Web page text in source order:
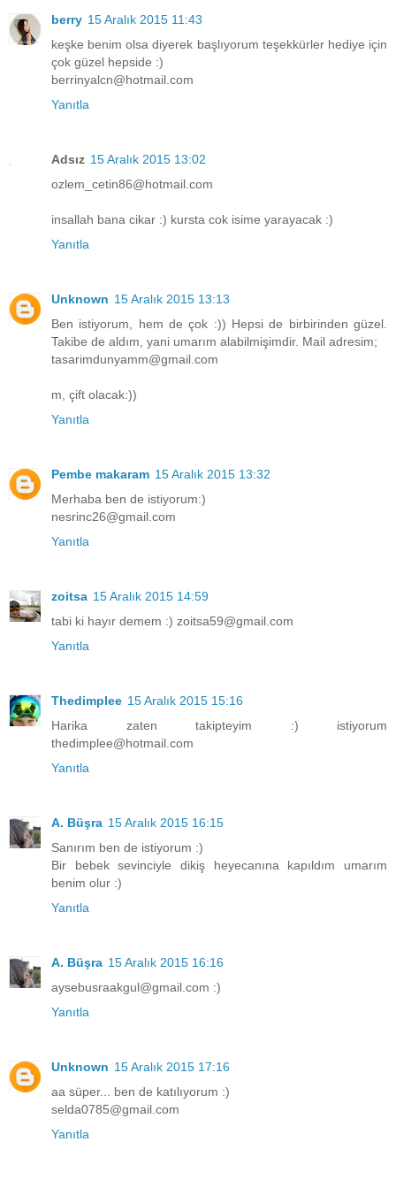
berry 15 Aralık 2015 11:43
keşke benim olsa diyerek başlıyorum teşekkürler hediye için
çok güzel hepside :)
berrinyalcn@hotmail.com
Yanıtla
Adsız 15 Aralık 2015 13:02
ozlem_cetin86@hotmail.com
insallah bana cikar :) kursta cok isime yarayacak :)
Yanıtla
Unknown 15 Aralık 2015 13:13
Ben istiyorum, hem de çok :)) Hepsi de birbirinden güzel.
Takibe de aldım, yani umarım alabilmişimdir. Mail adresim;
tasarimdunyamm@gmail.com
m, çift olacak:))
Yanıtla
Pembe makaram 15 Aralık 2015 13:32
Merhaba ben de istiyorum:)
nesrinc26@gmail.com
Yanıtla
zoitsa 15 Aralık 2015 14:59
tabi ki hayır demem :) zoitsa59@gmail.com
Yanıtla
Thedimplee 15 Aralık 2015 15:16
Harika zaten takipteyim :) istiyorum
thedimplee@hotmail.com
Yanıtla
A. Büşra 15 Aralık 2015 16:15
Sanırım ben de istiyorum :)
Bir bebek sevinciyle dikiş heyecanına kapıldım umarım
benim olur :)
Yanıtla
A. Büşra 15 Aralık 2015 16:16
aysebusraakgul@gmail.com :)
Yanıtla
Unknown 15 Aralık 2015 17:16
aa süper... ben de katılıyorum :)
selda0785@gmail.com
Yanıtla